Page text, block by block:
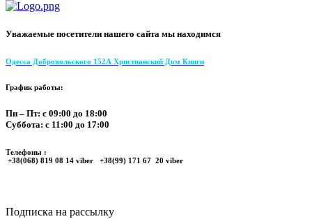
Уважаемые посетители нашего сайта мы находимся
Одесса Добровольского 152А Христианский Дом Книги
График работы:
Пн – Пт: с 09:00 до 18:00
Суббота: с 11:00 до 17:00
Телефоны :
+38(068) 819 08 14 viber +38(99) 171 67 20 viber
Подписка на рассылку